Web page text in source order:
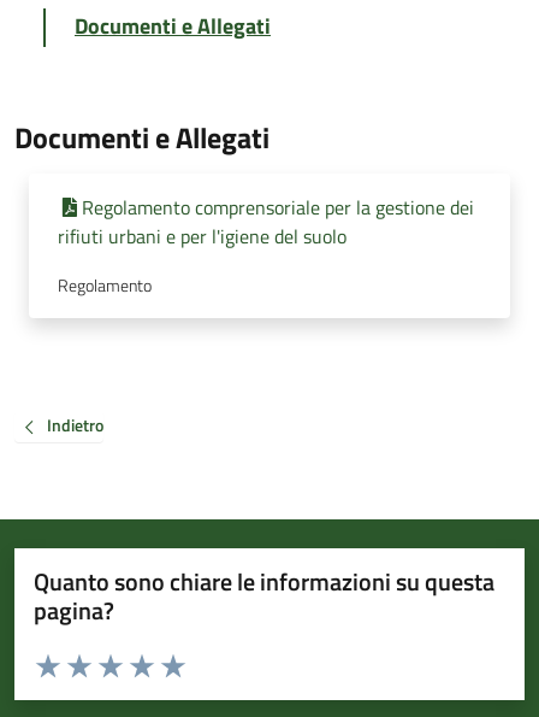
Documenti e Allegati
Documenti e Allegati
Regolamento comprensoriale per la gestione dei
rifiuti urbani e per l'igiene del suolo
Regolamento
Indietro
Quanto sono chiare le informazioni su questa
pagina?
Valuta da 1 a 5 stelle la pagina
Valuta 5 stelle su 5
Valuta 4 stelle su 5
Valuta 3 stelle su 5
Valuta 2 stelle su 5
Valuta 1 stelle su 5